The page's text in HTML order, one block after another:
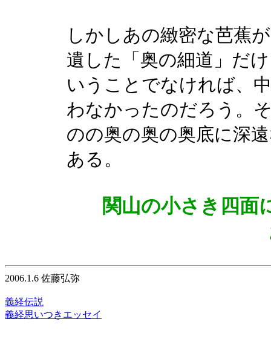
しかしあの緻密な芭蕉
遺した「奥の細道」だ
いうことでなければ、
わなかったのだろう。
のの奥の奥の奥底に深
ある。
関山の小さき四面
2006.1.6 佐藤弘弥
義経伝説
義経思いつきエッセイ